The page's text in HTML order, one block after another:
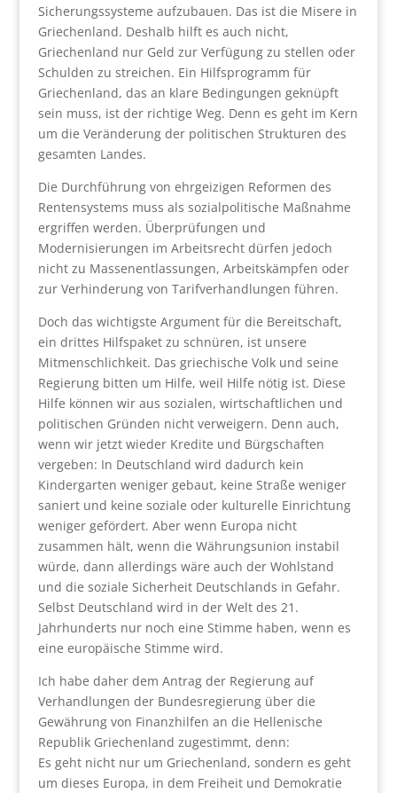
Sicherungssysteme aufzubauen. Das ist die Misere in
Griechenland. Deshalb hilft es auch nicht,
Griechenland nur Geld zur Verfügung zu stellen oder
Schulden zu streichen. Ein Hilfsprogramm für
Griechenland, das an klare Bedingungen geknüpft
sein muss, ist der richtige Weg. Denn es geht im Kern
um die Veränderung der politischen Strukturen des
gesamten Landes.
Die Durchführung von ehrgeizigen Reformen des
Rentensystems muss als sozialpolitische Maßnahme
ergriffen werden. Überprüfungen und
Modernisierungen im Arbeitsrecht dürfen jedoch
nicht zu Massenentlassungen, Arbeitskämpfen oder
zur Verhinderung von Tarifverhandlungen führen.
Doch das wichtigste Argument für die Bereitschaft,
ein drittes Hilfspaket zu schnüren, ist unsere
Mitmenschlichkeit. Das griechische Volk und seine
Regierung bitten um Hilfe, weil Hilfe nötig ist. Diese
Hilfe können wir aus sozialen, wirtschaftlichen und
politischen Gründen nicht verweigern. Denn auch,
wenn wir jetzt wieder Kredite und Bürgschaften
vergeben: In Deutschland wird dadurch kein
Kindergarten weniger gebaut, keine Straße weniger
saniert und keine soziale oder kulturelle Einrichtung
weniger gefördert. Aber wenn Europa nicht
zusammen hält, wenn die Währungsunion instabil
würde, dann allerdings wäre auch der Wohlstand
und die soziale Sicherheit Deutschlands in Gefahr.
Selbst Deutschland wird in der Welt des 21.
Jahrhunderts nur noch eine Stimme haben, wenn es
eine europäische Stimme wird.
Ich habe daher dem Antrag der Regierung auf
Verhandlungen der Bundesregierung über die
Gewährung von Finanzhilfen an die Hellenische
Republik Griechenland zugestimmt, denn:
Es geht nicht nur um Griechenland, sondern es geht
um dieses Europa, in dem Freiheit und Demokratie